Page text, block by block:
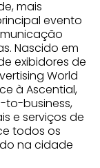
mais
evento
Nascido em
exibidores de
World
à Ascential,
to-business,
e serviços de
todos os
na cidade